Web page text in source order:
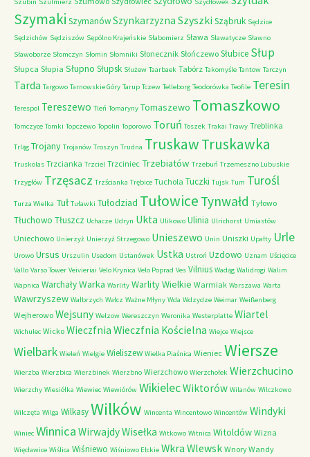
Szymaki SzymanówSzynkarzyzna Szyszki Sząbruk Sędzice
Sędzichów Sędziszów Sępólno Krajeńskie Słabomierz Sława Sławatycze Sławno
Sławoborze Słomczyn Słomin Słomniki Słonecznik Słończewo Słubice Słup
Słupca Słupia Słupno Słupsk Służew Taarbaek Tabórz Takomyśle Tantow Tarczyn
Tarda Targowo Tarnowskie Góry Tarup Tczew Telleborg Teodorówka Teofile Teresin
Terespol Tereszewo Tleń Tomaryny Tomaszewo Tomaszkowo
Tomczyce Tomki Topczewo Topolin Toporowo Toruń Toszek Trakai Trawy Treblinka
Trląg Trojany Trojanów Troszyn Trudna TruskawTruskawka
Truskolas Trzcianka Trzciel Trzciniec Trzebiatów Trzebuń Trzemeszno Lubuskie
Trzygłów Trzęsacz Trzścianka Trębice Tuchola Tuczki Tujsk Tum Turośl
Turza Wielka Tuł Tuławki Tułodziad Tułowice Tynwałd Tyłowo
Tłuchowo Tłuszcz Uchacze Udryn Ukta Ulikowo Ulinia Ulrichorst Umiastów
Uniechowo Unierzyż Unierzyż Strzegowo Unieszewo Unin Uniszki Upałty Urle
Urowo Ursus Urszulin Usedom Ustanówek Ustka Ustroń Uzdowo Uznam Uścięcice
Vallo Varso Tower Veivieriai Velo Krynica Velo Poprad Ves Vilnius Wadąg Walidrogi Walim
Wapnica WarchałyWarka Warlity Warlity Wielkie Warmiak Warszawa Warta
Wawrzyszew Wałbrzych Wałcz Ważne Młyny Wda Wdzydze Weimar Weißenberg
Wejherowo Wejsuny Welzow Wereszczyn Weronika Westerplatte Wiartel
Wichulec Wicko Wieczfnia Wieczfnia Kościelna Wiejce Wiejsce
Wielbark Wieleń Wielgie Wieliszew Wielka Piaśnica Wieniec Wiersze
Wierzba Wierzbica Wierzbinek Wierzbno Wierzchowo Wierzchołek Wierzchucino
Wierzchy Wiesiółka Wiewiec Wiewiórów WikielecWiktorów Wilanów Wilczkowo
Wilczęta Wilga WilkasyWilków Wincenta Wincentowo Wincentów Windyki
Winiec Winnica WirwajdyWisełka Witkowo Witnica Witoldów Wizna
Więcławice Wiślica Wiśniewo Wiśniowo Ełckie Wkra Wlewsk Wnory Wandy